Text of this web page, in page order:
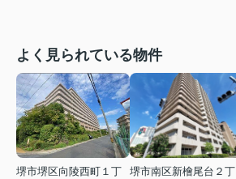
よく見られている物件
堺市堺区向陵西町１丁
堺市南区新檜尾台２丁